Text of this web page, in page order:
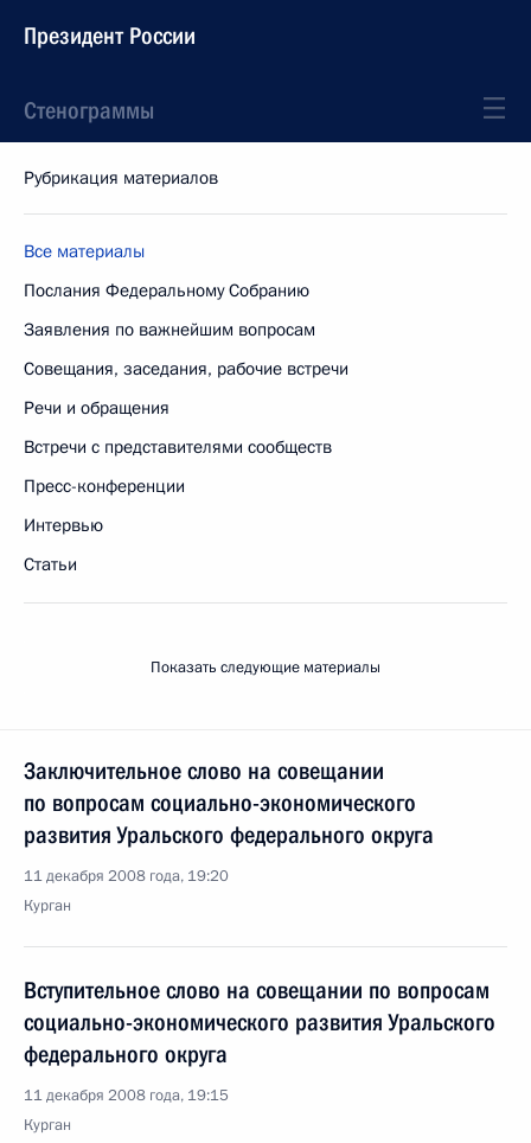
Президент России
Стенограммы
Рубрикация материалов
Все материалы
Послания Федеральному Собранию
Заявления по важнейшим вопросам
Совещания, заседания, рабочие встречи
Речи и обращения
Встречи с представителями сообществ
Пресс-конференции
Интервью
Статьи
Показать следующие материалы
Заключительное слово на совещании
по вопросам социально-экономического
развития Уральского федерального округа
11 декабря 2008 года, 19:20
Курган
Вступительное слово на совещании по вопросам
социально-экономического развития Уральского
федерального округа
11 декабря 2008 года, 19:15
Курган